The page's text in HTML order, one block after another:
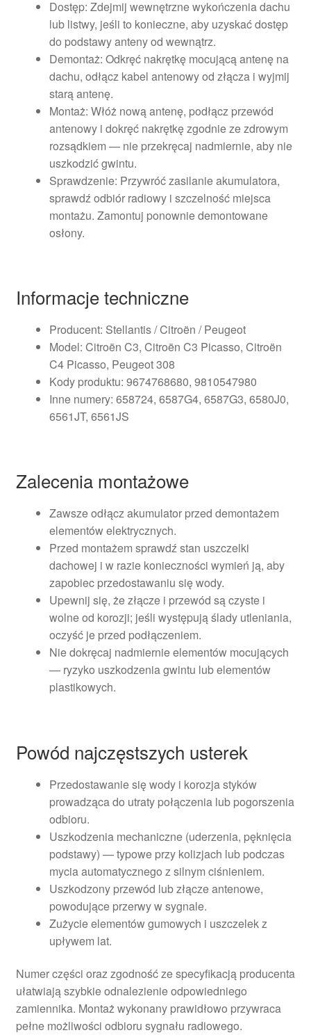
Dostęp: Zdejmij wewnętrzne wykończenia dachu
lub listwy, jeśli to konieczne, aby uzyskać dostęp
do podstawy anteny od wewnątrz.
Demontaż: Odkręć nakrętkę mocującą antenę na
dachu, odłącz kabel antenowy od złącza i wyjmij
starą antenę.
Montaż: Włóż nową antenę, podłącz przewód
antenowy i dokręć nakrętkę zgodnie ze zdrowym
rozsądkiem — nie przekręcaj nadmiernie, aby nie
uszkodzić gwintu.
Sprawdzenie: Przywróć zasilanie akumulatora,
sprawdź odbiór radiowy i szczelność miejsca
montażu. Zamontuj ponownie demontowane
osłony.
Informacje techniczne
Producent: Stellantis / Citroën / Peugeot
Model: Citroën C3, Citroën C3 Picasso, Citroën
C4 Picasso, Peugeot 308
Kody produktu: 9674768680, 9810547980
Inne numery: 658724, 6587G4, 6587G3, 6580J0,
6561JT, 6561JS
Zalecenia montażowe
Zawsze odłącz akumulator przed demontażem
elementów elektrycznych.
Przed montażem sprawdź stan uszczelki
dachowej i w razie konieczności wymień ją, aby
zapobiec przedostawaniu się wody.
Upewnij się, że złącze i przewód są czyste i
wolne od korozji; jeśli występują ślady utleniania,
oczyść je przed podłączeniem.
Nie dokręcaj nadmiernie elementów mocujących
— ryzyko uszkodzenia gwintu lub elementów
plastikowych.
Powód najczęstszych usterek
Przedostawanie się wody i korozja styków
prowadząca do utraty połączenia lub pogorszenia
odbioru.
Uszkodzenia mechaniczne (uderzenia, pęknięcia
podstawy) — typowe przy kolizjach lub podczas
mycia automatycznego z silnym ciśnieniem.
Uszkodzony przewód lub złącze antenowe,
powodujące przerwy w sygnale.
Zużycie elementów gumowych i uszczelek z
upływem lat.
Numer części oraz zgodność ze specyfikacją producenta
ułatwiają szybkie odnalezienie odpowiedniego
zamiennika. Montaż wykonany prawidłowo przywraca
pełne możliwości odbioru sygnału radiowego.